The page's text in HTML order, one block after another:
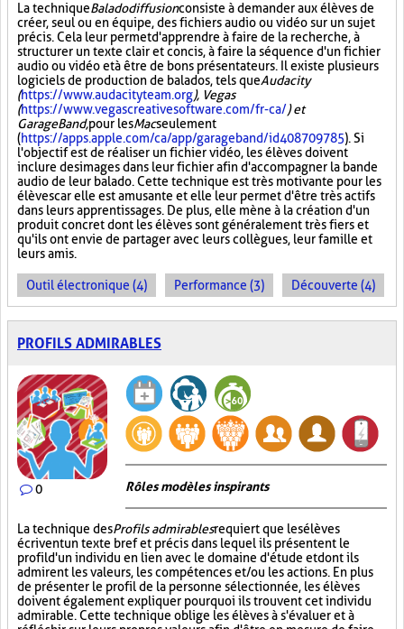
La techniqueBaladodiffusionconsiste à demander aux élèves de
créer, seul ou en équipe, des fichiers audio ou vidéo sur un sujet
précis. Cela leur permet d'apprendre à faire de la recherche, à
structurer un texte clair et concis, à faire la séquence d'un fichier
audio ou vidéo et à être de bons présentateurs. Il existe plusieurs
logiciels de production de balados, tels queAudacity
(https://www.audacityteam.org), Vegas
(https://www.vegascreativesoftware.com/fr-ca/) et
GarageBand,pour lesMacseulement
(https://apps.apple.com/ca/app/garageband/id408709785). Si
l'objectif est de réaliser un fichier vidéo, les élèves doivent
inclure des images dans leur fichier afin d'accompagner la bande
audio de leur balado. Cette technique est très motivante pour les
élèves car elle est amusante et elle leur permet d'être très actifs
dans leurs apprentissages. De plus, elle mène à la création d'un
produit concret dont les élèves sont généralement très fiers et
qu'ils ont envie de partager avec leurs collègues, leur famille et
leurs amis.
Outil électronique (4) Performance (3) Découverte (4)
PROFILS ADMIRABLES
0 Rôles modèles inspirants
La technique desProfils admirablesrequiert que les élèves
écrivent un texte bref et précis dans lequel ils présentent le
profil d'un individu en lien avec le domaine d'étude et dont ils
admirent les valeurs, les compétences et/ou les actions. En plus
de présenter le profil de la personne sélectionnée, les élèves
doivent également expliquer pourquoi ils trouvent cet individu
admirable. Cette technique oblige les élèves à s'évaluer et à